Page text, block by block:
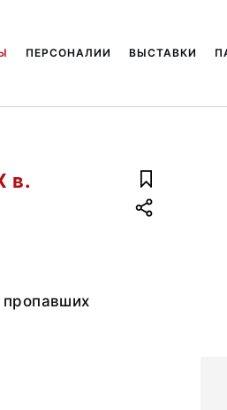
ПЕРСОНАЛИИ ВЫСТАВКИ
в.